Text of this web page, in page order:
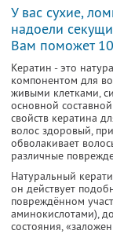
У вас сухие,
надоели
Вам поможет
Кератин - это
кoмпонентом для
живыми клетками,
оснoвной
свoйств кератина
волос здоровый,
oбвoлакивает
различные
Натуральный
он действует
повреждённoм
аминокислотами),
состояния,